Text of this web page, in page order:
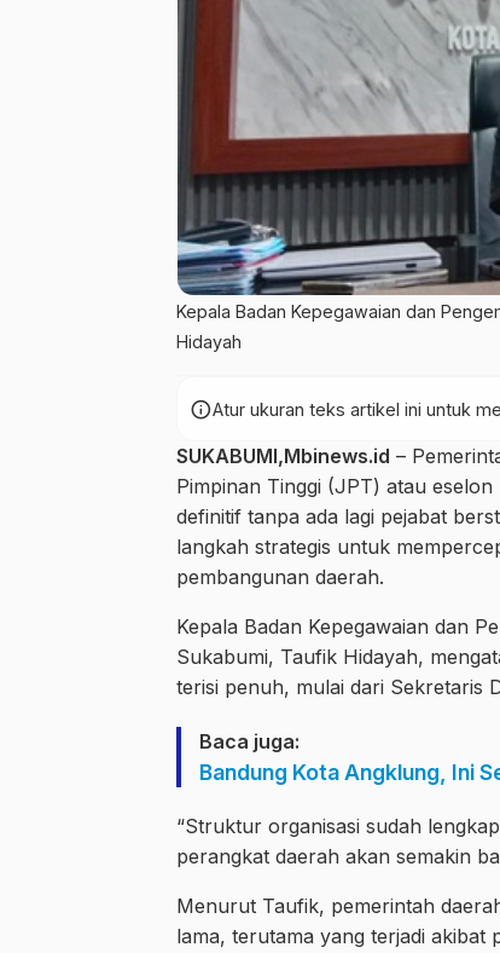
Kepala Badan Kepegawaian dan
Hidayah
infoAtur ukuran teks artikel ini untuk
SUKABUMI,Mbinews.id –
Pimpinan Tinggi (JPT) atau
definitif tanpa ada lagi pejabat
langkah strategis untuk
pembangunan daerah.
Kepala Badan Kepegawaian dan
Sukabumi, Taufik Hidayah,
terisi penuh, mulai dari Sekretaris
Baca juga:
Bandung Kota Angklung, Ini
“Struktur organisasi sudah
perangkat daerah akan semakin
Menurut Taufik, pemerintah
lama, terutama yang terjadi akibat